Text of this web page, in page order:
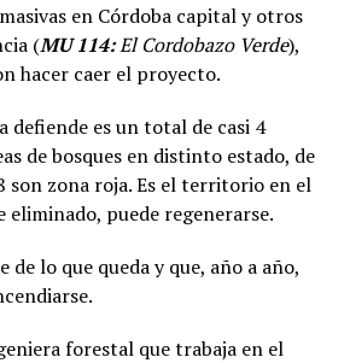
en Córdoba capital y otros
(MU 114:El Cordobazo Verde),
hacer caer el proyecto.
defiende es un total de casi 4
de bosques en distinto estado, de
son zona roja. Es el territorio en el
eliminado, puede regenerarse.
lo que queda y que, año a año,
forestal que trabaja en el